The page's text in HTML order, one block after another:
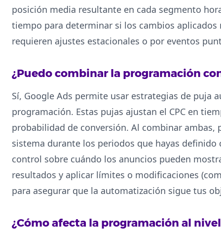
posición media resultante en cada segmento
tiempo para determinar si los cambios
requieren ajustes estacionales o por eventos
¿Puedo combinar la programación
Sí, Google Ads permite usar estrategias de puja
programación. Estas pujas ajustan el CPC en
probabilidad de conversión. Al combinar ambas,
sistema durante los periodos que hayas
control sobre cuándo los anuncios pueden
resultados y aplicar límites o modificaciones
para asegurar que la automatización sigue tus
¿Cómo afecta la programación al